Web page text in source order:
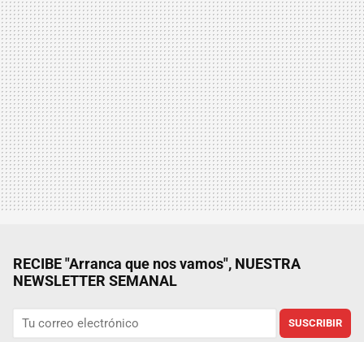
RECIBE "Arranca que nos vamos", NUESTRA
NEWSLETTER SEMANAL
SUSCRIBIR